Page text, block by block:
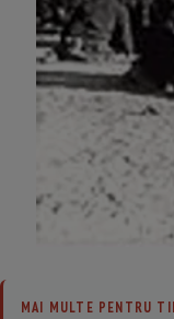
MAI MULTE PENTRU